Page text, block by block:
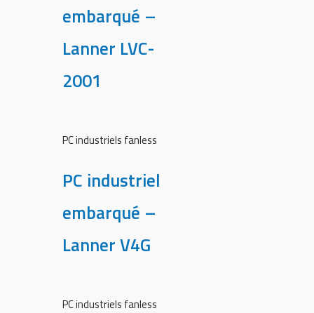
embarqué –
Lanner LVC-
2001
PC industriels fanless
PC industriel
embarqué –
Lanner V4G
PC industriels fanless